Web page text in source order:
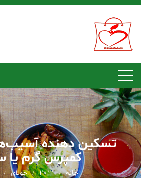
رد
محتوا
تسکین دهنده
کمپرس گرم یا
خانه 2022 جولای